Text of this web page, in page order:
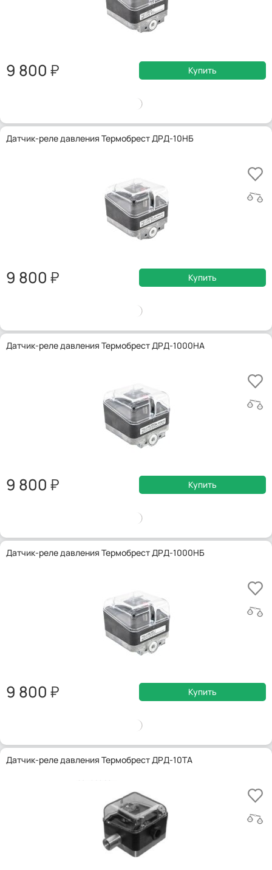
9 800 Купить
Датчик-реле давления Термобрест ДРД-10НБ
9 800 Купить
Датчик-реле давления Термобрест ДРД-1000НА
9 800 Купить
Датчик-реле давления Термобрест ДРД-1000НБ
9 800 Купить
Датчик-реле давления Термобрест ДРД-10ТА